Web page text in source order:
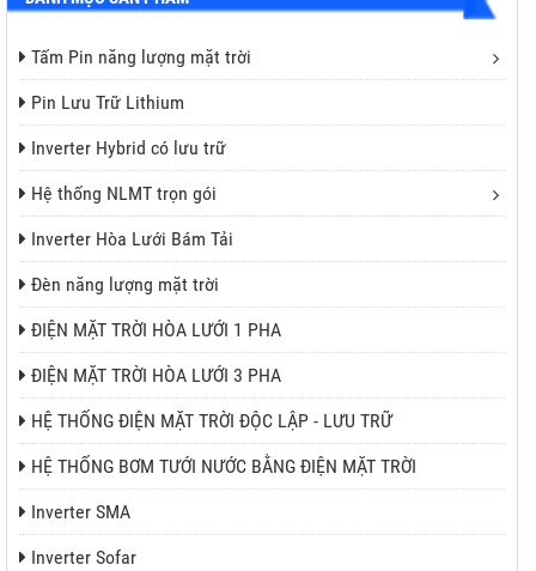
Tấm Pin năng lượng mặt trời
Pin Lưu Trữ Lithium
Inverter Hybrid có lưu trữ
Hệ thống NLMT trọn gói
Inverter Hòa Lưới Bám Tải
Đèn năng lượng mặt trời
ĐIỆN MẶT TRỜI HÒA LƯỚI 1 PHA
ĐIỆN MẶT TRỜI HÒA LƯỚI 3 PHA
HỆ THỐNG ĐIỆN MẶT TRỜI ĐỘC LẬP - LƯU TRỮ
HỆ THỐNG BƠM TƯỚI NƯỚC BẰNG ĐIỆN MẶT TRỜI
Inverter SMA
Inverter Sofar